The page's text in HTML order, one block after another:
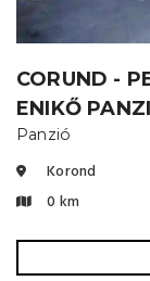
CORUND -
ENIKŐ
Panzió
Korond
0 km